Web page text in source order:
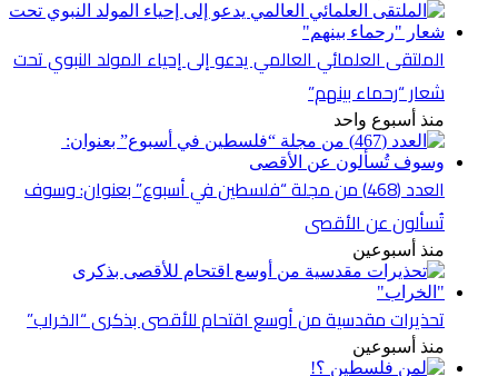
الملتقى العلمائي العالمي يدعو إلى إحياء المولد النبوي تحت
شعار “رحماء بينهم”
منذ أسبوع واحد
العدد (468) من مجلة “فلسطين في أسبوع” بعنوان: وسوف
تُسألون عن الأقصى
منذ أسبوعين
تحذيرات مقدسية من أوسع اقتحام للأقصى بذكرى “الخراب”
منذ أسبوعين